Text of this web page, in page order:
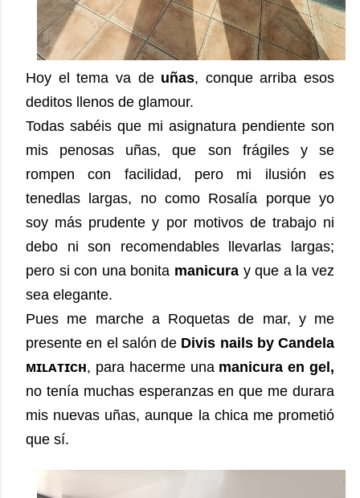
Hoy el tema va de uñas, conque arriba esos
deditos llenos de glamour.
Todas sabéis que mi asignatura pendiente son
mis penosas uñas, que son frágiles y se
rompen con facilidad, pero mi ilusión es
tenedlas largas, no como Rosalía porque yo
soy más prudente y por motivos de trabajo ni
debo ni son recomendables llevarlas largas;
pero si con una bonita manicura y que a la vez
sea elegante.
Pues me marche a Roquetas de mar, y me
presente en el salón de Divis nails by Candela
ᴍɪʟᴀᴛɪᴄʜ, para hacerme una manicura en gel,
no tenía muchas esperanzas en que me durara
mis nuevas uñas, aunque la chica me prometió
que sí.